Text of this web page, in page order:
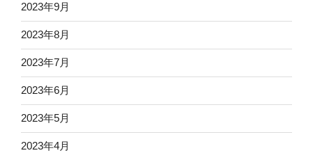
2023年9月
2023年8月
2023年7月
2023年6月
2023年5月
2023年4月